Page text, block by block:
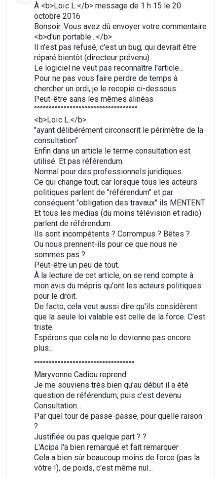
À <b>Loïc L.</b> message de 1 h 15 le 20
octobre 2016
Bonsoir. Vous avez dû envoyer votre commentaire
<b>d'un portable...</b>
Il n'est pas refusé, c'est un bug, qui devrait être
réparé bientôt (directeur prévenu)...
Le logiciel ne veut pas reconnaître l'article...
Pour ne pas vous faire perdre de temps à
chercher un ordi, je le recopie ci-dessous.
Peut-être sans les mêmes alinéas
°°°°°°°°°°°°°°°°°°°°°°°°°°°°°°°°°°°
<b>Loïc L.</b>
"ayant délibérément circonscrit le périmètre de la
consultation"
Enfin dans un article le terme consultation est
utilisé. Et pas référendum.
Normal pour des professionnels juridiques.
Ce qui change tout, car lorsque tous les acteurs
politiques parlent de "référendum" et par
conséquent "obligation des travaux" ils MENTENT.
Et tous les medias (du moins télévision et radio)
parlent de référendum.
Ils sont incompétents ? Corrompus ? Bêtes ?
Ou nous prennent-ils pour ce que nous ne
sommes pas ?
Peut-être un peu de tout.
À la lecture de cet article, on se rend compte à
mon avis du mépris qu'ont les acteurs politiques
pour le droit.
De facto, cela veut aussi dire qu'ils considèrent
que la seule loi valable est celle de la force. C'est
triste.
Espérons que cela ne le devienne pas encore
plus.
°°°°°°°°°°°°°°°°°°°°°°°°°°°°°°°°°°
Maryvonne Cadiou reprend
Je me souviens très bien qu'au début il a été
question de référendum, puis c'est devenu
Consultation...
Par quel tour de passe-passe, pour quelle raison
?
Justifiée ou pas quelque part ? ?
L'Acipa l'a bien remarqué et fait remarquer
Cela a bien sûr beaucoup moins de force (pas la
vôtre !), de poids, c'est même nul...